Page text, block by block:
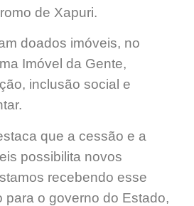
de Xapuri.
doados imóveis, no
Imóvel da Gente,
inclusão social e
que a cessão e a
possibilita novos
recebendo esse
para o governo do Estado,